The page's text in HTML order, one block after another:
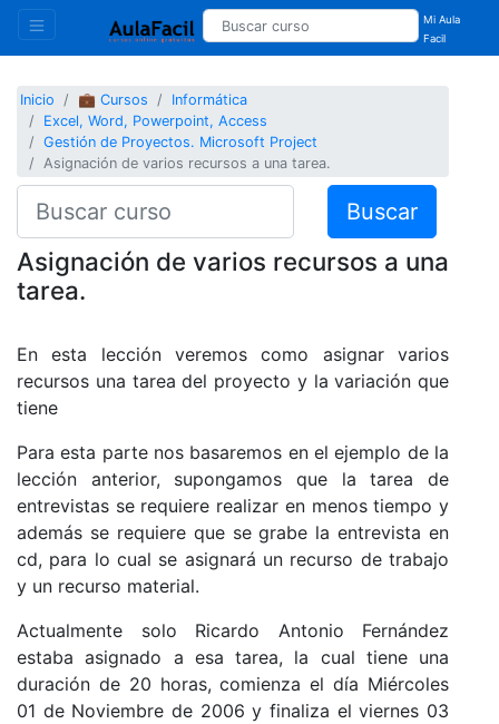
Mi Aula
Facil
Inicio 💼 Cursos
Informática
Excel, Word, Powerpoint, Access
Gestión de Proyectos. Microsoft Project
Asignación de varios recursos a una tarea.
Buscar
Asignación de varios recursos a una
tarea.
En esta lección veremos como asignar varios
recursos una tarea del proyecto y la variación que
tiene
Para esta parte nos basaremos en el ejemplo de la
lección anterior, supongamos que la tarea de
entrevistas se requiere realizar en menos tiempo y
además se requiere que se grabe la entrevista en
cd, para lo cual se asignará un recurso de trabajo
y un recurso material.
Actualmente solo Ricardo Antonio Fernández
estaba asignado a esa tarea, la cual tiene una
duración de 20 horas, comienza el día Miércoles
01 de Noviembre de 2006 y finaliza el viernes 03